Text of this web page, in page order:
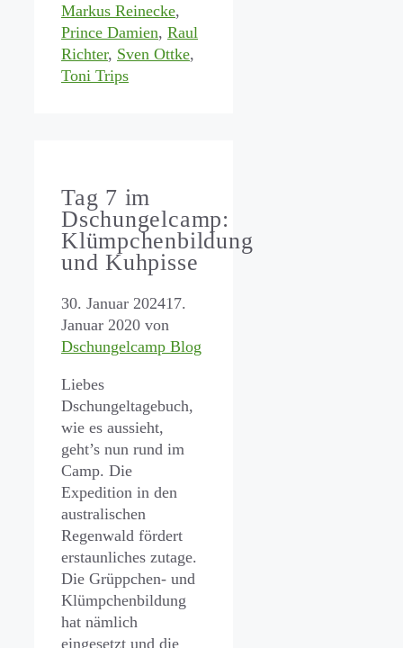
Markus Reinecke,
Prince Damien, Raul
Richter, Sven Ottke,
Toni Trips
Tag 7 im
Dschungelcamp:
Klümpchenbildung
und Kuhpisse
30. Januar 202417.
Januar 2020 von
Dschungelcamp Blog
Liebes
Dschungeltagebuch,
wie es aussieht,
geht’s nun rund im
Camp. Die
Expedition in den
australischen
Regenwald fördert
erstaunliches zutage.
Die Grüppchen- und
Klümpchenbildung
hat nämlich
eingesetzt und die